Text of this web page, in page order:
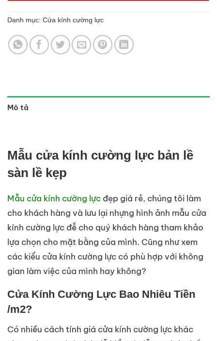
Danh mục: Cửa kính cường lực
Mô tả
Mẫu cửa kính cường lực bản lề
sàn lề kẹp
Mẫu cửa kính cường lực đẹp giá rẻ, chúng tôi làm
cho khách hàng và lưu lại nhựng hình ảnh mẫu cửa
kính cường lực đễ cho quý khách hàng tham khảo
lựa chọn cho mặt bằng của mình. Cũng như xem
các kiểu cửa kính cường lực có phù hợp với không
gian làm việc của mình hay không?
Cửa Kính Cường Lực Bao Nhiêu Tiền
/m2?
Có nhiều cách tính giá cửa kính cường lực khác